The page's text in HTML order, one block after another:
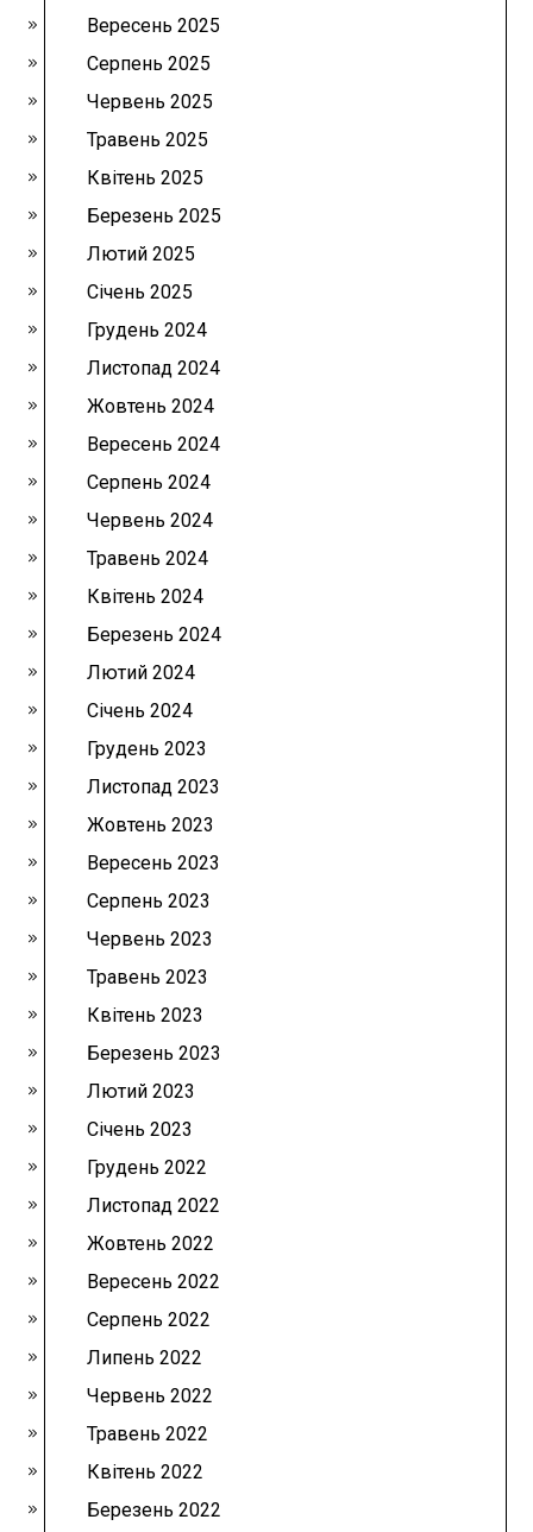
Вересень 2025
Серпень 2025
Червень 2025
Травень 2025
Квітень 2025
Березень 2025
Лютий 2025
Січень 2025
Грудень 2024
Листопад 2024
Жовтень 2024
Вересень 2024
Серпень 2024
Червень 2024
Травень 2024
Квітень 2024
Березень 2024
Лютий 2024
Січень 2024
Грудень 2023
Листопад 2023
Жовтень 2023
Вересень 2023
Серпень 2023
Червень 2023
Травень 2023
Квітень 2023
Березень 2023
Лютий 2023
Січень 2023
Грудень 2022
Листопад 2022
Жовтень 2022
Вересень 2022
Серпень 2022
Липень 2022
Червень 2022
Травень 2022
Квітень 2022
Березень 2022